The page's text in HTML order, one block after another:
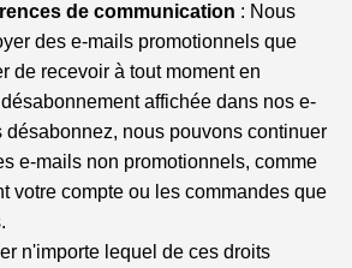
de communication : Nous
des e-mails promotionnels que
de recevoir à tout moment en
affichée dans nos e-
désabonnez, nous pouvons continuer
e-mails non promotionnels, comme
votre compte ou les commandes que
n'importe lequel de ces droits